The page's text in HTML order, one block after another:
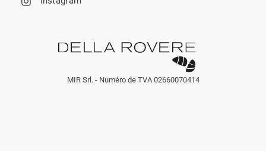
MIR Srl. - Numéro de TVA 02660070414